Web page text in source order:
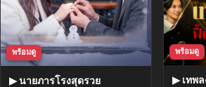
พร้อมดู
▶ นายภารโรงสุดรวย
พร้อมดู
▶ เทพ